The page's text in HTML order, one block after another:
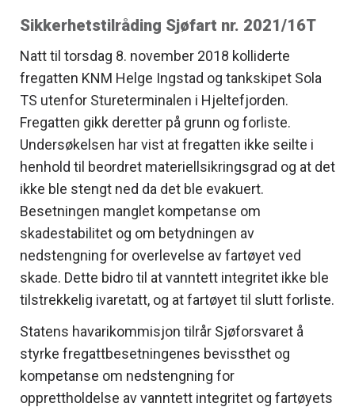
Sikkerhetstilråding Sjøfart nr. 2021/16T
Natt til torsdag 8. november 2018 kolliderte
fregatten KNM Helge Ingstad og tankskipet Sola
TS utenfor Stureterminalen i Hjeltefjorden.
Fregatten gikk deretter på grunn og forliste.
Undersøkelsen har vist at fregatten ikke seilte i
henhold til beordret materiellsikringsgrad og at det
ikke ble stengt ned da det ble evakuert.
Besetningen manglet kompetanse om
skadestabilitet og om betydningen av
nedstengning for overlevelse av fartøyet ved
skade. Dette bidro til at vanntett integritet ikke ble
tilstrekkelig ivaretatt, og at fartøyet til slutt forliste.
Statens havarikommisjon tilrår Sjøforsvaret å
styrke fregattbesetningenes bevissthet og
kompetanse om nedstengning for
opprettholdelse av vanntett integritet og fartøyets